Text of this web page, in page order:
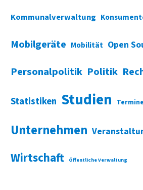
Kommunalverwaltung
Mobilgeräte Mobilität Open
Personalpolitik Politik
Statistiken Studien Termine
Unternehmen
Wirtschaft Öffentliche Verwaltung